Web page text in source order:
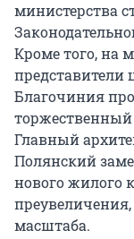
министерства
Кроме того, на
представители
Благочиния
Главный
Полянский
нового жилого
преувеличения,
масштаба.